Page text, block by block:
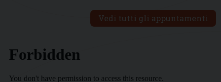
Vedi tutti gli appuntamenti